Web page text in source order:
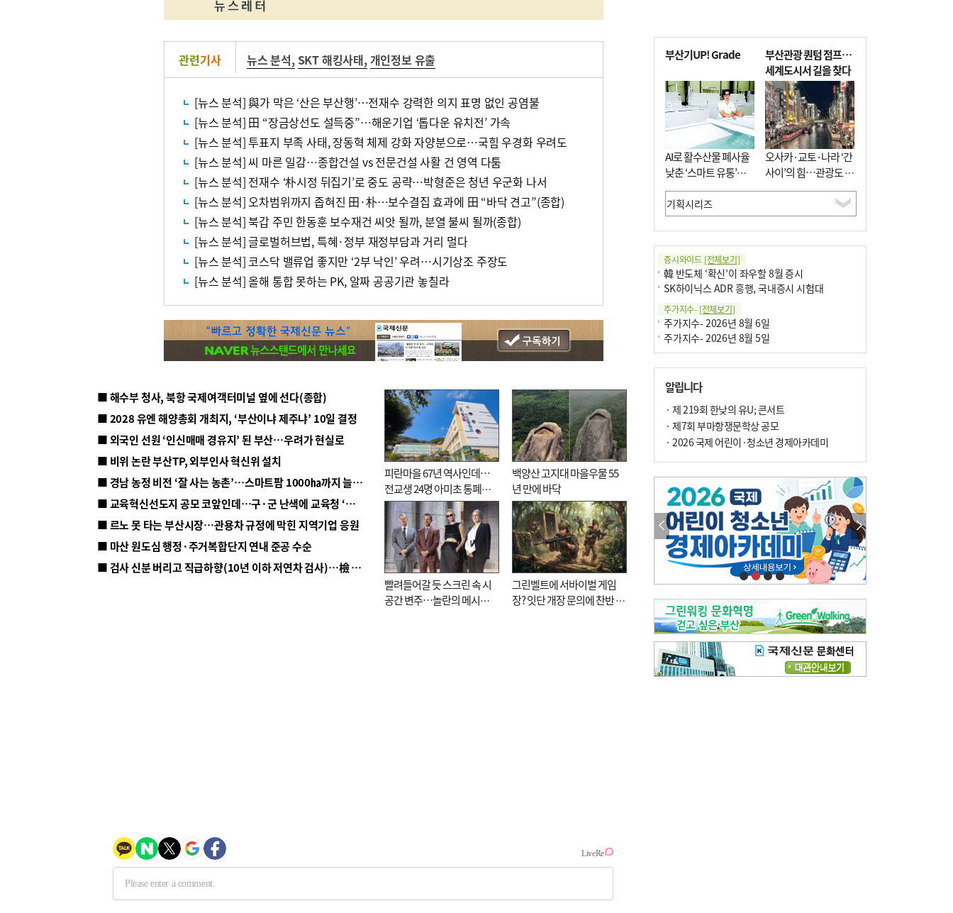
관련기사 뉴스 분석, SKT 해킹사태,개인정보 유출
[뉴스 분석] 與가 막은 ‘산은 부산행’…전재수 강력한 의지 표명 없인 공염불
[뉴스 분석] 田 “장금상선도 설득중”…해운기업 ‘톱다운 유치전’ 가속
[뉴스 분석] 투표지 부족 사태, 장동혁 체제 강화 자양분으로…국힘 우경화 우려도
[뉴스 분석] 씨 마른 일감…종합건설 vs 전문건설 사활 건 영역 다툼
[뉴스 분석] 전재수 ‘朴시정 뒤집기’로 중도 공략…박형준은 청년 우군화 나서
[뉴스 분석] 오차범위까지 좁혀진 田·朴…보수결집 효과에 田 “바닥 견고”(종합)
[뉴스 분석] 북갑 주민 한동훈 보수재건 씨앗 될까, 분열 불씨 될까(종합)
[뉴스 분석] 글로벌허브법, 특혜·정부 재정부담과 거리 멀다
[뉴스 분석] 코스닥 밸류업 좋지만 ‘2부 낙인’ 우려…시기상조 주장도
[뉴스 분석] 올해 통합 못하는 PK, 알짜 공공기관 놓칠라
■ 해수부 청사, 북항 국제여객터미널 옆에 선다(종합)
■ 2028 유엔 해양총회 개최지, ‘부산이냐 제주냐’ 10일 결정
■ 외국인 선원 ‘인신매매 경유지’ 된 부산…우려가 현실로
■ 비위 논란 부산TP, 외부인사 혁신위 설치
■ 경남 농정 비전 ‘잘 사는 농촌’…스마트팜 1000㏊까지 늘린다
■ 교육혁신선도지 공모 코앞인데…구·군 난색에 교육청 ‘쩔쩔’
■ 르노 못 타는 부산시장…관용차 규정에 막힌 지역기업 응원
■ 마산 원도심 행정·주거복합단지 연내 준공 수순
■ 검사 신분 버리고 직급하향(10년 이하 저연차 검사)…檢 중수청행 기피
피란마을 67년 역사인데…
전교생 24명 아미초 통폐합
기로
백양산 고지대 마을우물 55
년 만에 바닥
빨려들어갈 듯 스크린 속 시
공간 변주…놀란의 메시지
그린벨트에 서바이벌 게임
장? 잇단 개장 문의에 찬반 논
부산기UP! Grade
AI로 활수산물 폐사율
낮춘 ‘스마트 유통’…
사막·산악지대 수출
도전
부산관광 퀀텀 점프…
세계도시서 길을 찾다
오사카·교토·나라 ‘간
사이’의 힘…관광도 뭉
쳐야 흥한다
증시와이드 [전체보기]
韓 반도체 ‘확신’이 좌우할 8월 증시
SK하이닉스 ADR 흥행, 국내증시 시험대
주가지수- [전체보기]
주가지수- 2026년 8월 6일
주가지수- 2026년 8월 5일
알립니다
· 제 219회 한낮의 유U; 콘서트
· 제7회 부마항쟁문학상 공모
· 2026 국제 어린이·청소년 경제아카데미